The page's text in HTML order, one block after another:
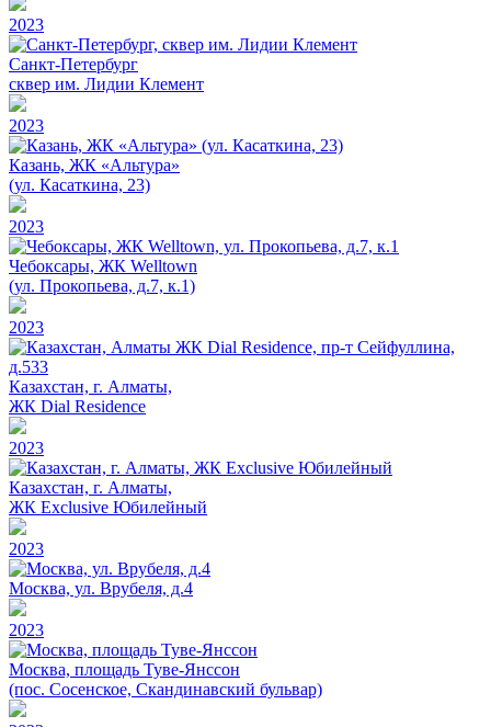
2023
Санкт-Петербург
сквер им. Лидии Клемент
2023
Казань, ЖК «Альтура»
(ул. Касаткина, 23)
2023
Чебоксары, ЖК Welltown
(ул. Прокопьева, д.7, к.1)
2023
Казахстан, г. Алматы,
ЖК Dial Residence
2023
Казахстан, г. Алматы,
ЖК Exclusive Юбилейный
2023
Москва, ул. Врубеля, д.4
2023
Москва, площадь Туве-Янссон
(пос. Сосенское, Скандинавский бульвар)